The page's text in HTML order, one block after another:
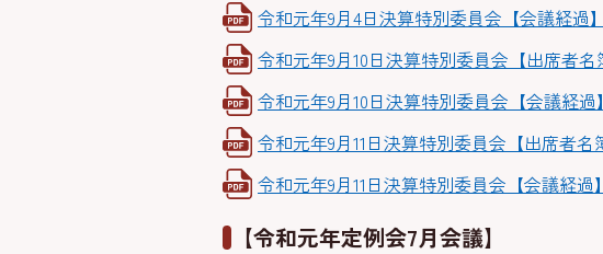
令和元年9月4日決算特別委員会【会議経過
令和元年9月10日決算特別委員会【出席者
令和元年9月10日決算特別委員会【会議経過
令和元年9月11日決算特別委員会【出席者
令和元年9月11日決算特別委員会【会議経過
【令和元年定例会7月会議】